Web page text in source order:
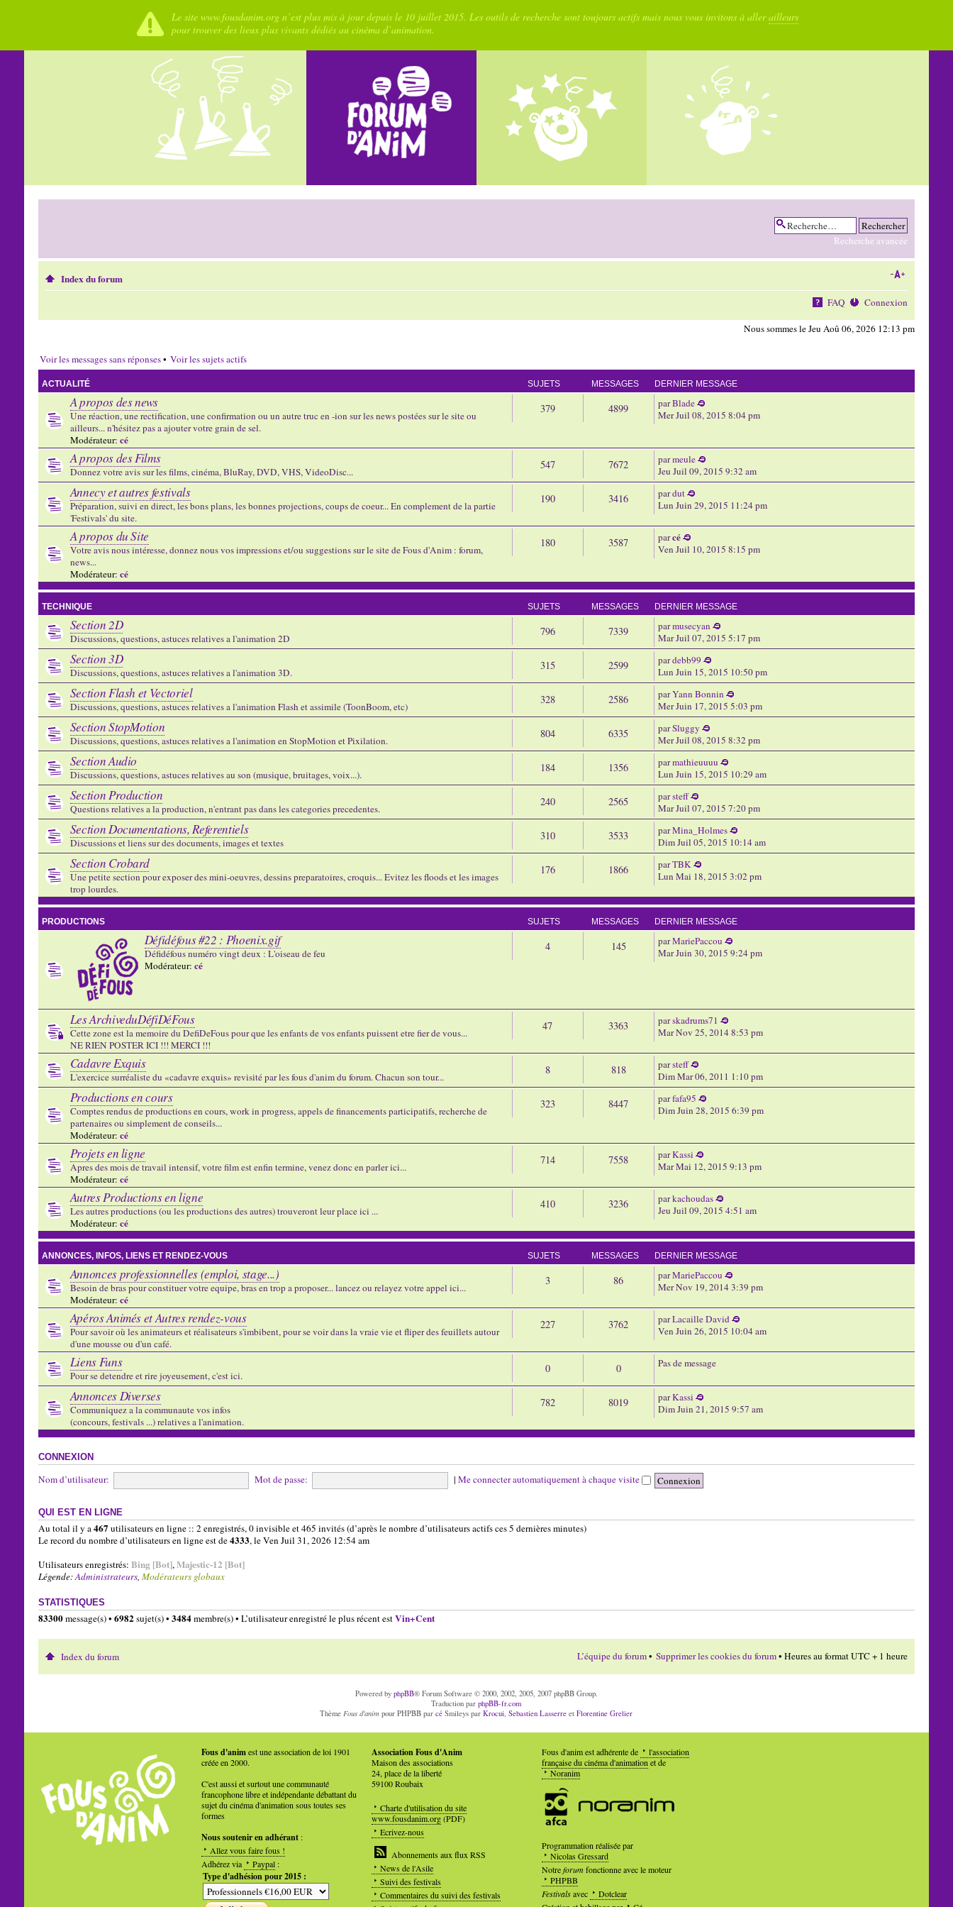
Le site www.fousdanim.org n’est plus mis à jour depuis le 10 juillet 2015. Les outils de recherche sont toujours actifs mais nous vous invitons à allerailleurs
pour trouver des lieux plus vivants dédiés au cinéma d’animation.
Recherche avancée
Index du forum
FAQ Connexion
Nous sommes le Jeu Aoû 06, 2026 12:13 pm
Voir les messages sans réponses• Voir les sujets actifs
ACTUALITÉ SUJETS MESSAGES DERNIER MESSAGE
A propos des news
Une réaction, une rectification, une confirmation ou un autre truc en -ion sur les news postées sur le site ou
ailleurs... n'hésitez pas a ajouter votre grain de sel.
Modérateur: cé
379 4899 parBlade
Mer Juil 08, 2015 8:04 pm
A propos des Films
Donnez votre avis sur les films, cinéma, BluRay, DVD, VHS, VideoDisc...
547 7672 parmeule
Jeu Juil 09, 2015 9:32 am
Annecy et autres festivals
Préparation, suivi en direct, les bons plans, les bonnes projections, coups de coeur... En complement de la partie
'Festivals' du site.
190 3416 pardut
Lun Juin 29, 2015 11:24 pm
A propos du Site
Votre avis nous intéresse, donnez nous vos impressions et/ou suggestions sur le site de Fous d'Anim : forum,
news...
Modérateur: cé
180 3587 parcé
Ven Juil 10, 2015 8:15 pm
TECHNIQUE SUJETS MESSAGES DERNIER MESSAGE
Section 2D
Discussions, questions, astuces relatives a l'animation 2D
796 7339 parmusecyan
Mar Juil 07, 2015 5:17 pm
Section 3D
Discussions, questions, astuces relatives a l'animation 3D.
315 2599 pardebb99
Lun Juin 15, 2015 10:50 pm
Section Flash et Vectoriel
Discussions, questions, astuces relatives a l'animation Flash et assimile (ToonBoom, etc)
328 2586 parYann Bonnin
Mer Juin 17, 2015 5:03 pm
Section StopMotion
Discussions, questions, astuces relatives a l'animation en StopMotion et Pixilation.
804 6335 parSluggy
Mer Juil 08, 2015 8:32 pm
Section Audio
Discussions, questions, astuces relatives au son (musique, bruitages, voix...).
184 1356 parmathieuuuu
Lun Juin 15, 2015 10:29 am
Section Production
Questions relatives a la production, n'entrant pas dans les categories precedentes.
240 2565 parsteff
Mar Juil 07, 2015 7:20 pm
Section Documentations, Referentiels
Discussions et liens sur des documents, images et textes
310 3533 parMina_Holmes
Dim Juil 05, 2015 10:14 am
Section Crobard
Une petite section pour exposer des mini-oeuvres, dessins preparatoires, croquis... Evitez les floods et les images
trop lourdes.
176 1866 parTBK
Lun Mai 18, 2015 3:02 pm
PRODUCTIONS SUJETS MESSAGES DERNIER MESSAGE
Défidéfous #22 : Phoenix.gif
Défidéfous numéro vingt deux : L'oiseau de feu
Modérateur: cé
4 145 parMariePaccou
Mar Juin 30, 2015 9:24 pm
Les ArchiveduDéfiDéFous
Cette zone est la memoire du DefiDeFous pour que les enfants de vos enfants puissent etre fier de vous...
NE RIEN POSTER ICI !!! MERCI !!!
47 3363 parskadrums71
Mar Nov 25, 2014 8:53 pm
Cadavre Exquis
L'exercice surréaliste du «cadavre exquis» revisité par les fous d'anim du forum. Chacun son tour...
8 818 parsteff
Dim Mar 06, 2011 1:10 pm
Productions en cours
Comptes rendus de productions en cours, work in progress, appels de financements participatifs, recherche de
partenaires ou simplement de conseils...
Modérateur: cé
323 8447 parfafa95
Dim Juin 28, 2015 6:39 pm
Projets en ligne
Apres des mois de travail intensif, votre film est enfin termine, venez donc en parler ici...
Modérateur: cé
714 7558 parKassi
Mar Mai 12, 2015 9:13 pm
Autres Productions en ligne
Les autres productions (ou les productions des autres) trouveront leur place ici ...
Modérateur: cé
410 3236 parkachoudas
Jeu Juil 09, 2015 4:51 am
ANNONCES, INFOS, LIENS ET RENDEZ-VOUS SUJETS MESSAGES DERNIER MESSAGE
Annonces professionnelles (emploi, stage...)
Besoin de bras pour constituer votre equipe, bras en trop a proposer... lancez ou relayez votre appel ici...
Modérateur: cé
3 86 parMariePaccou
Mer Nov 19, 2014 3:39 pm
Apéros Animés et Autres rendez-vous
Pour savoir où les animateurs et réalisateurs s'imbibent, pour se voir dans la vraie vie et fliper des feuillets autour
d'une mousse ou d'un café.
227 3762 parLacaille David
Ven Juin 26, 2015 10:04 am
Liens Funs
Pour se detendre et rire joyeusement, c'est ici.
0 0 Pas de message
Annonces Diverses
Communiquez a la communaute vos infos
(concours, festivals ...) relatives a l'animation.
782 8019 parKassi
Dim Juin 21, 2015 9:57 am
CONNEXION
Nom d’utilisateur: Mot de passe: | Me connecter automatiquement à chaque visite
QUI EST EN LIGNE
Au total il y a467utilisateurs en ligne :: 2 enregistrés, 0 invisible et 465 invités (d’après le nombre d’utilisateurs actifs ces 5 dernières minutes)
Le record du nombre d’utilisateurs en ligne est de4333, le Ven Juil 31, 2026 12:54 am
Utilisateurs enregistrés: Bing [Bot],Majestic-12 [Bot]
Légende:Administrateurs, Modérateurs globaux
STATISTIQUES
83300message(s) • 6982sujet(s) • 3484membre(s) • L’utilisateur enregistré le plus récent estVin+Cent
Index du forum L’équipe du forum• Supprimer les cookies du forum• Heures au format UTC + 1 heure
Powered by phpBB® Forum Software © 2000, 2002, 2005, 2007 phpBB Group.
Traduction parphpBB-fr.com
Thème Fous d'anim pour PHPBB parcé Smileys parKrocui ,Sebastien Lasserre etFlorentine Grelier
Fous d'animest une association de loi 1901
créée en 2000.
C'est aussi et surtout une communauté
francophone libre et indépendante débattant du
sujet du cinéma d'animation sous toutes ses
formes
Nous soutenir en adhérant:
Allez vous faire fous !
Adhérez via
Paypal:
Type d'adhésion pour 2015 :
Association Fous d'Anim
Maison des associations
24, place de la liberté
59100 Roubaix
Charte d'utilisation du site
www.fousdanim.org(PDF)
Ecrivez-nous
Abonnements aux flux RSS
News de l'Asile
Suivi des festivals
Commentaires du suivi des festivals
Fous d'anim est adhérente de
l'association
française du cinéma d'animationet de
Noranim
Programmation réalisée par
Nicolas Gressard
Notreforumfonctionne avec le moteur
PHPBB
Festivalsavec
Dotclear